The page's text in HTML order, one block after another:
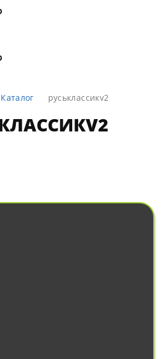
Каталог руськлассикv2